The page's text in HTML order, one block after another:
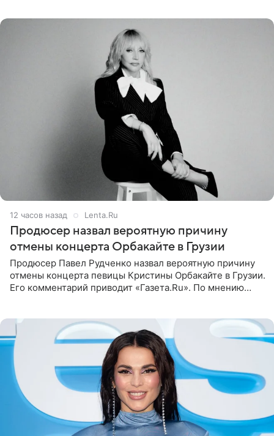
12 часов назад Lenta.Ru
Продюсер назвал вероятную причину
отмены концерта Орбакайте в Грузии
Продюсер Павел Рудченко назвал вероятную причину
отмены концерта певицы Кристины Орбакайте в Грузии.
Его комментарий приводит «Газета.Ru». По мнению